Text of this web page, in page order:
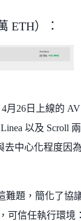
ETH）：
4月26日上線的
以及 Scroll
去中心化程度因
難題，簡化了協
可信任執行環境